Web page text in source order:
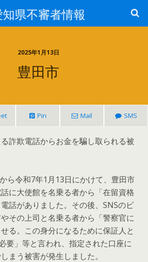
県不審者情報
2025年1月13日
豊田市
Pin Mail SMS
詐欺電話からお金を騙し取られる被
ら令和7年1月13日にかけて、豊田市
に大使館を名乗る者から「在留資格
話がありました。その後、SNSのビ
その上司と名乗る者から「警察官に
る。この身分になるために保証人と
要」等と言われ、指定された口座に
まう被害が発生しました。